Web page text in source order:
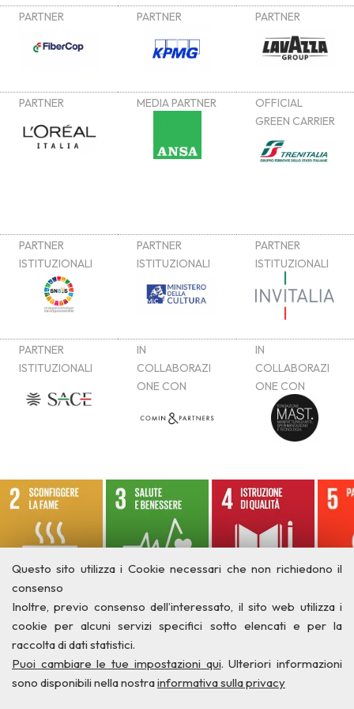
Questo sito utilizza i Cookie necessari che non richiedono il
consenso
Inoltre, previo consenso dell’interessato, il sito web utilizza i
cookie per alcuni servizi specifici sotto elencati e per la
raccolta di dati statistici.
Puoi cambiare le tue impostazioni qui. Ulteriori informazioni
sono disponibili nella nostrainformativa sulla privacy